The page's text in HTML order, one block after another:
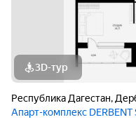
3D-тур
Республика Дагестан,
Апарт-комплекс DERBENT